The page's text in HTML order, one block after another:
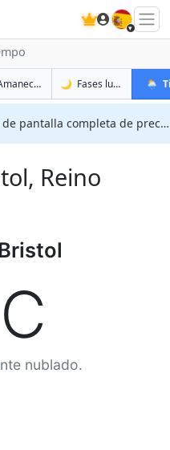
🇪🇸
en Bristol
Amanecer y atardecer mañana en
🌙 Fases lunares en
🌦️
pantalla completa de precisión!
Reino
nublado.